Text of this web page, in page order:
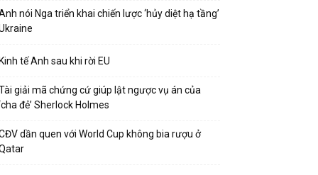
nói Nga triển khai chiến lược ‘hủy diệt hạ tầng’
tế Anh sau khi rời EU
giải mã chứng cứ giúp lật ngược vụ án của
đẻ’ Sherlock Holmes
dần quen với World Cup không bia rượu ở